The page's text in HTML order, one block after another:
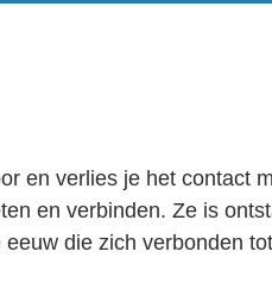
en verlies je het contact
en verbinden. Ze is
die zich verbonden tot